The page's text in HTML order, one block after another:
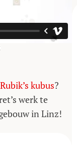
kubus?
werk te
in Linz!